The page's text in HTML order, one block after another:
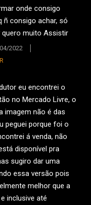
onde consigo
ñ consigo achar, só
quero muito Assistir
2022
eu encontrei o
no Mercado Livre, o
imagem não é das
peguei porque foi o
á venda, não
disponível pra
sugiro dar uma
essa versão pois
melhor que a
inclusive até